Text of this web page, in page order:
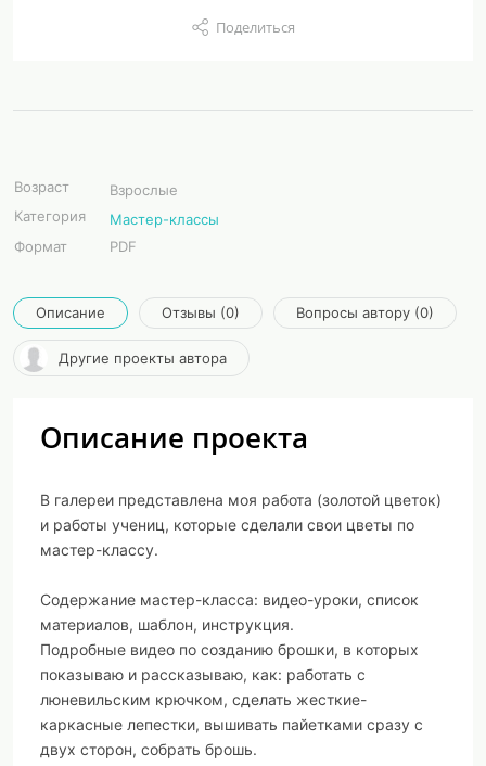
Поделиться
Возраст
Взрослые
Категория
Мастер-классы
Формат
PDF
Описание Отзывы (0) Вопросы автору (0)
Другие проекты автора
Описание проекта
В галереи представлена моя работа (золотой цветок)
и работы учениц, которые сделали свои цветы по
мастер-классу.
Содержание мастер-класса: видео-уроки, список
материалов, шаблон, инструкция.
Подробные видео по созданию брошки, в которых
показываю и рассказываю, как: работать с
люневильским крючком, сделать жесткие-
каркасные лепестки, вышивать пайетками сразу с
двух сторон, собрать брошь.